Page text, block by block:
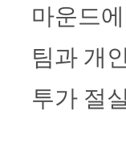
마운드
팀과 개
투가 절